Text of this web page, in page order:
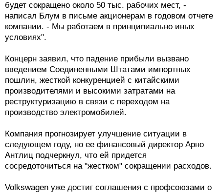
будет сокращено около 50 тыс. рабочих мест, -
написал Блум в письме акционерам в годовом отчете
компании. - Мы работаем в принципиально иных
условиях".
Концерн заявил, что падение прибыли вызвано
введением Соединенными Штатами импортных
пошлин, жесткой конкуренцией с китайскими
производителями и высокими затратами на
реструктуризацию в связи с переходом на
производство электромобилей.
Компания прогнозирует улучшение ситуации в
следующем году, но ее финансовый директор Арно
Антлиц подчеркнул, что ей придется
сосредоточиться на "жестком" сокращении расходов.
Volkswagen уже достиг соглашения с профсоюзами о